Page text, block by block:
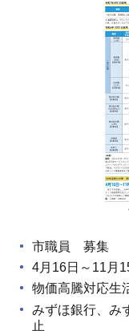
市職員 募集
4月16日～11月
物価高騰対応生
みずほ銀行、み
止